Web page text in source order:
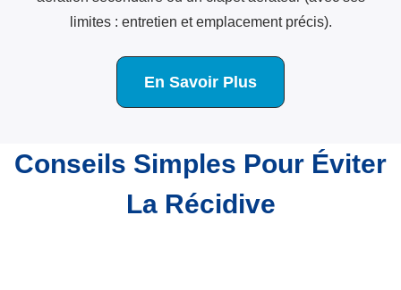
limites : entretien et emplacement précis).
En Savoir Plus
Conseils Simples Pour Éviter
La Récidive